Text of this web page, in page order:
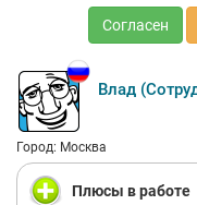
Согласен
Влад
Город: Москва
Плюсы в работе